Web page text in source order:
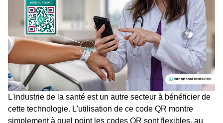
L'industrie de la santé est un autre secteur à bénéficier de
cette technologie. L'utilisation de ce code QR montre
simplement à quel point les codes QR sont flexibles, au